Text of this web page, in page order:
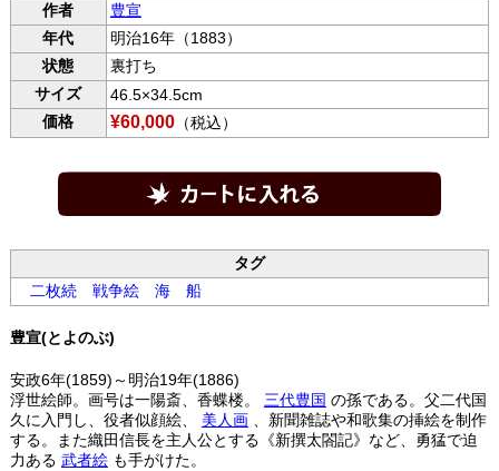
作者
豊宣
年代
明治16年（1883）
状態
裏打ち
サイズ
46.5×34.5cm
価格
¥60,000（税込）
タグ
二枚続戦争絵海船
豊宣(とよのぶ)
安政6年(1859)～明治19年(1886)
浮世絵師。画号は一陽斎、香蝶楼。 三代豊国 の孫である。父二代国
久に入門し、役者似顔絵、 美人画、新聞雑誌や和歌集の挿絵を制作
する。また織田信長を主人公とする《新撰太閤記》など、勇猛で迫
力ある 武者絵も手がけた。